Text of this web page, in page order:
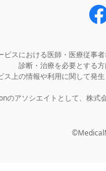
ビスにおける医師・医療従事
診断・治療を必要とする
ス上の情報や利用に関して発
のアソシエイトとして、株式